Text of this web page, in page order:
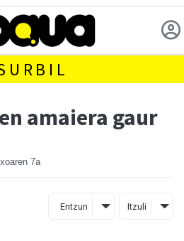
amaiera gaur
7a
Entzun Itzuli